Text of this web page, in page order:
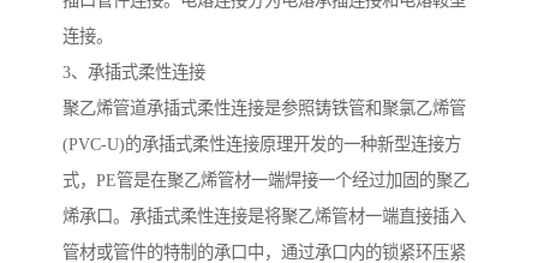
连接。
3、承插式柔性连接
聚乙烯管道承插式柔性连接是参照铸铁管和聚氯乙烯管
(PVC-U)的承插式柔性连接原理开发的一种新型连接方
式，PE管是在聚乙烯管材一端焊接一个经过加固的聚乙
烯承口。承插式柔性连接是将聚乙烯管材一端直接插入
管材或管件的特制的承口中，通过承口内的锁紧环压紧